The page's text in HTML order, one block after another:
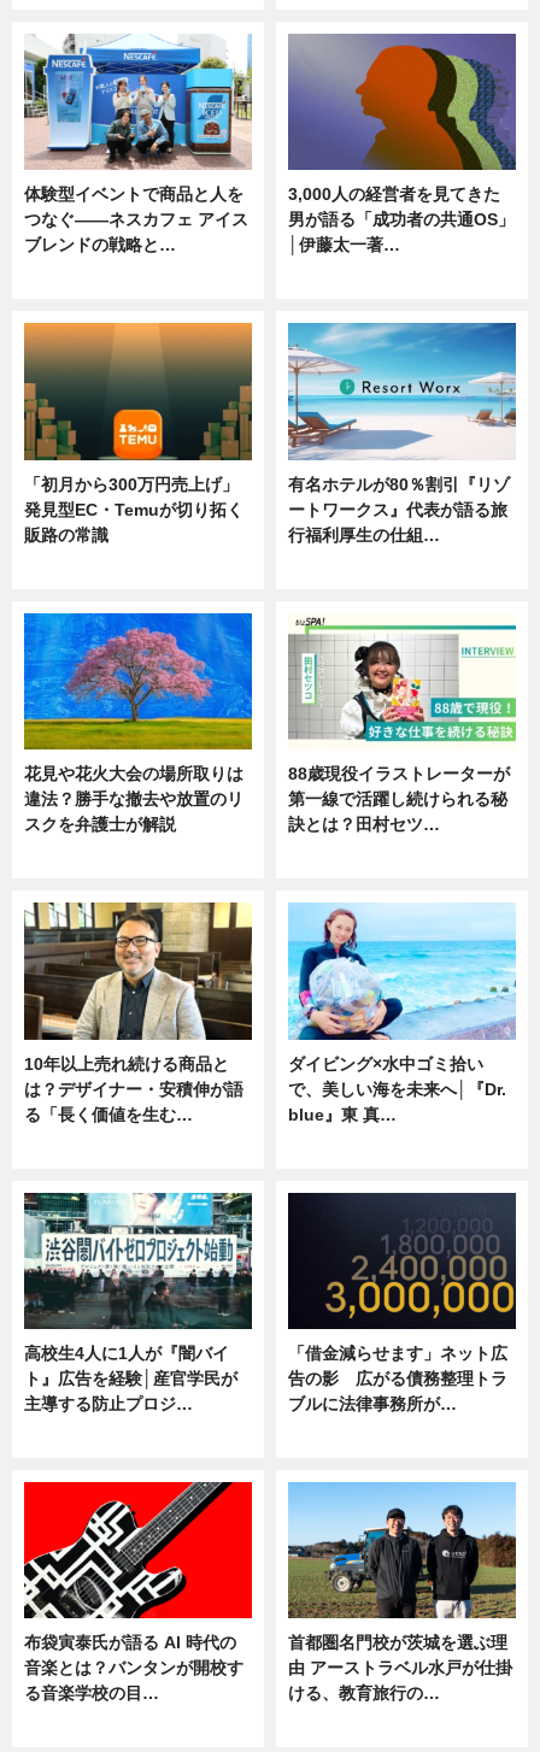
体験型イベントで商品と人を
つなぐ――ネスカフェ アイス
ブレンドの戦略と…
3,000人の経営者を見てきた
男が語る「成功者の共通OS」
│伊藤太一著…
「初月から300万円売上げ」
発見型EC・Temuが切り拓く
販路の常識
有名ホテルが80％割引『リゾ
ートワークス』代表が語る旅
行福利厚生の仕組…
花見や花火大会の場所取りは
違法？勝手な撤去や放置のリ
スクを弁護士が解説
88歳現役イラストレーターが
第一線で活躍し続けられる秘
訣とは？田村セツ…
10年以上売れ続ける商品と
は？デザイナー・安積伸が語
る「長く価値を生む…
ダイビング×水中ゴミ拾い
で、美しい海を未来へ│『Dr.
blue』東 真…
高校生4人に1人が『闇バイ
ト』広告を経験│産官学民が
主導する防止プロジ…
「借金減らせます」ネット広
告の影 広がる債務整理トラ
ブルに法律事務所が…
布袋寅泰氏が語る AI 時代の
音楽とは？バンタンが開校す
る音楽学校の目…
首都圏名門校が茨城を選ぶ理
由 アーストラベル水戸が仕掛
ける、教育旅行の…